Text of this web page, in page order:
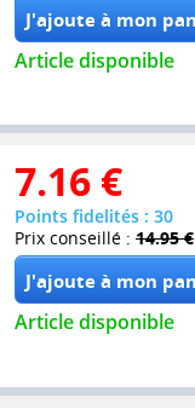
Article disponible
7.16 €
Points fidelités : 30
Prix conseillé : 14.95 €
Article disponible